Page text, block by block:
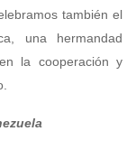
también el
una hermandad
la cooperación y